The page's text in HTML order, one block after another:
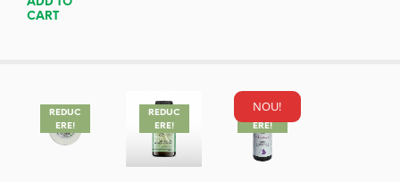
CART
REDUC
ERE!
REDUC
ERE!
NOU!
REDUC
ERE!